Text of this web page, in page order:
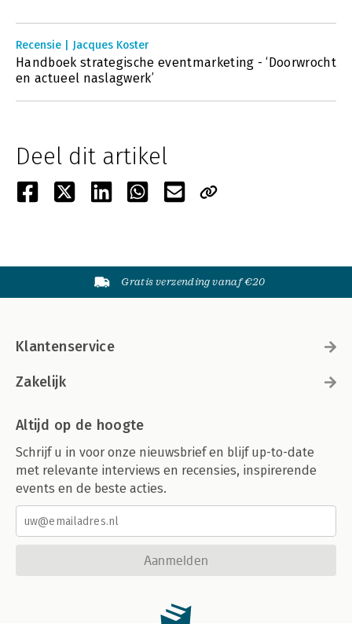
Recensie | Jacques Koster
Handboek strategische eventmarketing - ‘Doorwrocht
en actueel naslagwerk’
Deel dit artikel
Gratis verzending vanaf €20
Klantenservice
Zakelijk
Altijd op de hoogte
Schrijf u in voor onze nieuwsbrief en blijf up-to-date
met relevante interviews en recensies, inspirerende
events en de beste acties.
Aanmelden